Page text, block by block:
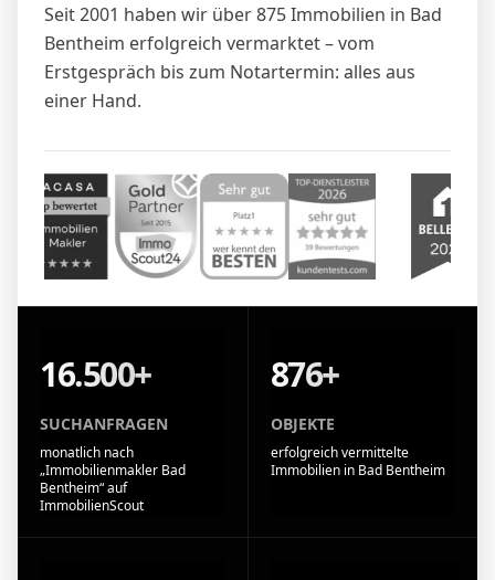
Seit 2001 haben wir über 875 Immobilien in Bad
Bentheim erfolgreich vermarktet – vom
Erstgespräch bis zum Notartermin: alles aus
einer Hand.
16.500+
SUCHANFRAGEN
monatlich nach
„Immobilienmakler Bad
Bentheim“ auf
ImmobilienScout
876+
OBJEKTE
erfolgreich vermittelte
Immobilien in Bad Bentheim